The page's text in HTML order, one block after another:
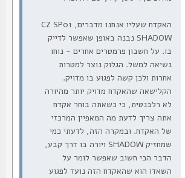
האקדח שעליו אנחנו מדברים, CZ SP01
SHADOW נבנה באופן שאפשר לדייק
בו. על חשבון פרמטרים אחרים - נוחו
נשיאה למשל. הגלוק נוצר למטרות
אחרות ולכן קשה לפגוע בו מדויק.
הקלישאה שהאקדח מדויק יותר מהיורה
לא רלבנטית, כי כשאתה בוחר אקדח
אתה צריך לדעת מה המאפיין המרכזי
של האקדח. ובמקרה הזה, לדעתי כמי
שמחזיק SHADOW ויורה בו דרך קבע,
הדבר הכי חשוב שאפשר לומר על
השאדו הוא שהאקדח הזה נועד לפגוע